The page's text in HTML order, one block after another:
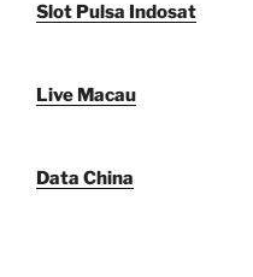
Slot Pulsa Indosat
Live Macau
Data China